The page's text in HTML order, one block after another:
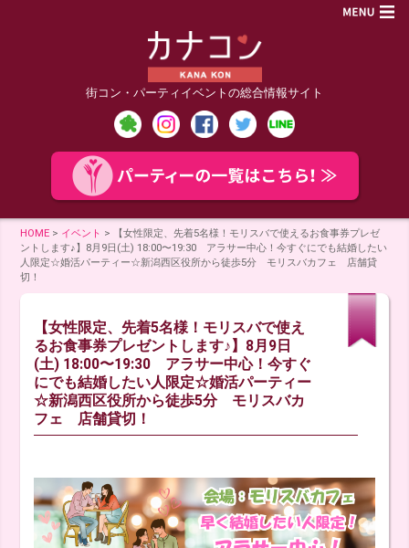
街コン・パーティイベントの総合情報サイト
HOME > イベント >
【女性限定、先着5名様！モリスバで使えるお食事券プレゼ
ントします♪】8月9日(土) 18:00〜19:30 アラサー中心！今すぐにでも結婚したい
人限定☆婚活パーティー☆新潟西区役所から徒歩5分 モリスバカフェ 店舗貸
切！
【女性限定、先着5名様！モリスバで使え
るお食事券プレゼントします♪】8月9日
(土) 18:00〜19:30 アラサー中心！今すぐ
にでも結婚したい人限定☆婚活パーティー
☆新潟西区役所から徒歩5分 モリスバカ
フェ 店舗貸切！